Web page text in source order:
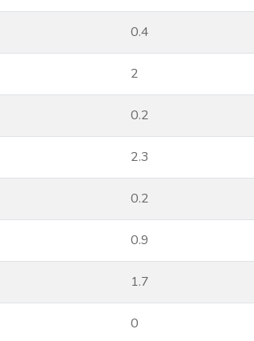
0.4
2
0.2
2.3
0.2
0.9
1.7
0